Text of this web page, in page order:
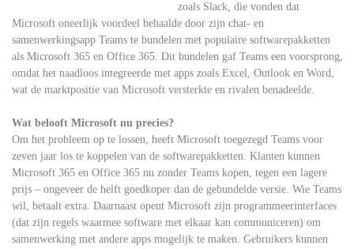
zoals Slack, die vonden dat
Microsoft oneerlijk voordeel behaalde door zijn chat- en
samenwerkingsapp Teams te bundelen met populaire softwarepakketten
als Microsoft 365 en Office 365. Dit bundelen gaf Teams een voorsprong,
omdat het naadloos integreerde met apps zoals Excel, Outlook en Word,
wat de marktpositie van Microsoft versterkte en rivalen benadeelde.
Wat belooft Microsoft nu precies?
Om het probleem op te lossen, heeft Microsoft toegezegd Teams voor
zeven jaar los te koppelen van de softwarepakketten. Klanten kunnen
Microsoft 365 en Office 365 nu zonder Teams kopen, tegen een lagere
prijs – ongeveer de helft goedkoper dan de gebundelde versie. Wie Teams
wil, betaalt extra. Daarnaast opent Microsoft zijn programmeerinterfaces
(dat zijn regels waarmee software met elkaar kan communiceren) om
samenwerking met andere apps mogelijk te maken. Gebruikers kunnen